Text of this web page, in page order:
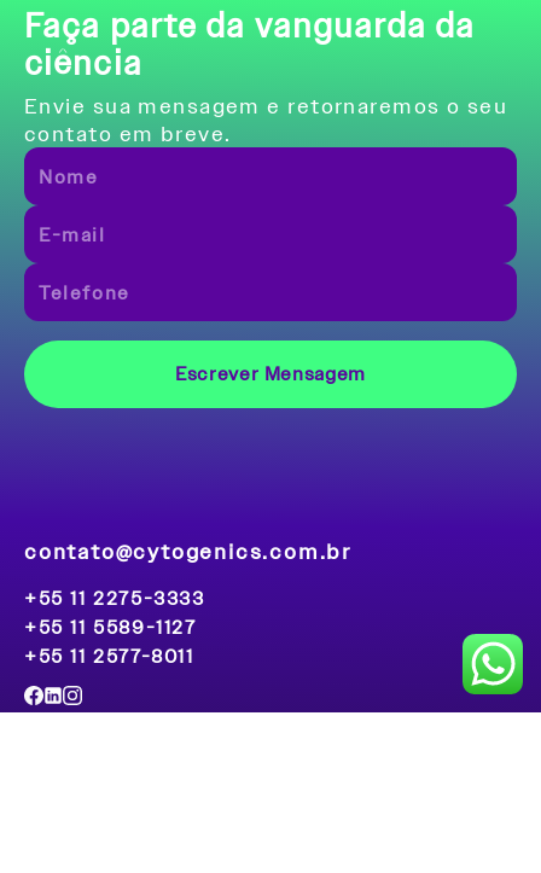
Faça parte da vanguarda da
ciência
Envie sua mensagem e retornaremos o seu
contato em breve.
contato@cytogenics.com.br
+55 11 2275-3333
+55 11 5589-1127
+55 11 2577-8011